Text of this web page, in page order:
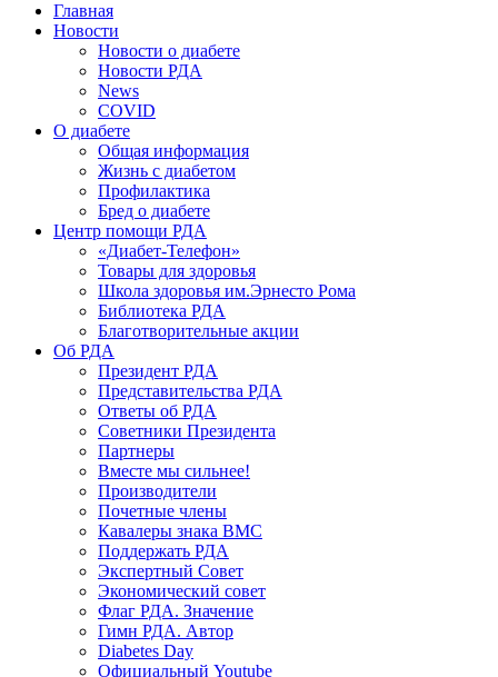
Главная
Новости
Новости о диабете
Новости РДА
News
COVID
О диабете
Общая информация
Жизнь с диабетом
Профилактика
Бред о диабете
Центр помощи РДА
«Диабет-Телефон»
Товары для здоровья
Школа здоровья им.Эрнесто Рома
Библиотека РДА
Благотворительные акции
Об РДА
Президент РДА
Представительства РДА
Ответы об РДА
Советники Президента
Партнеры
Вместе мы сильнее!
Производители
Почетные члены
Кавалеры знака ВМС
Поддержать РДА
Экспертный Совет
Экономический совет
Флаг РДА. Значение
Гимн РДА. Автор
Diabetes Day
Официальный Youtube